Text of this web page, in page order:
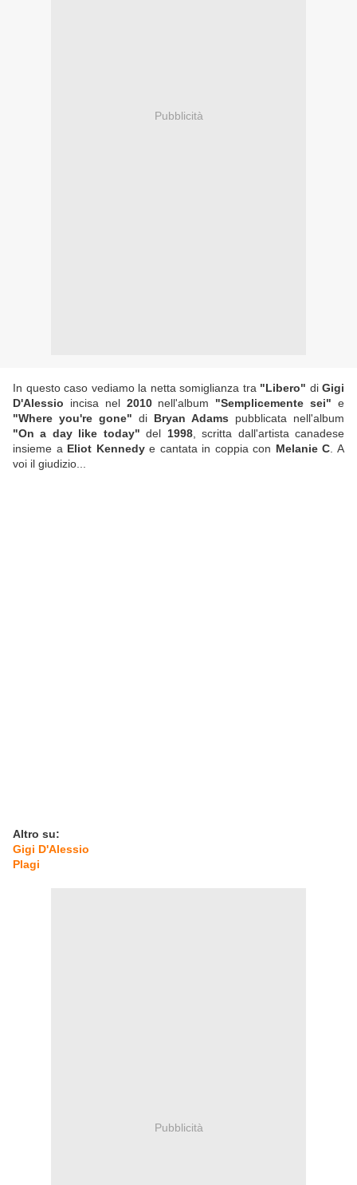
Pubblicità
In questo caso vediamo la netta somiglianza tra "Libero" di Gigi
D'Alessio incisa nel 2010nell'album "Semplicemente sei" e
"Where you're gone" di Bryan Adams pubblicata nell'album
"On a day like today" del 1998, scritta dall'artista canadese
insieme a Eliot Kennedye cantata in coppia con Melanie C . A
voi il giudizio...
Altro su:
Gigi D'Alessio
Plagi
Pubblicità